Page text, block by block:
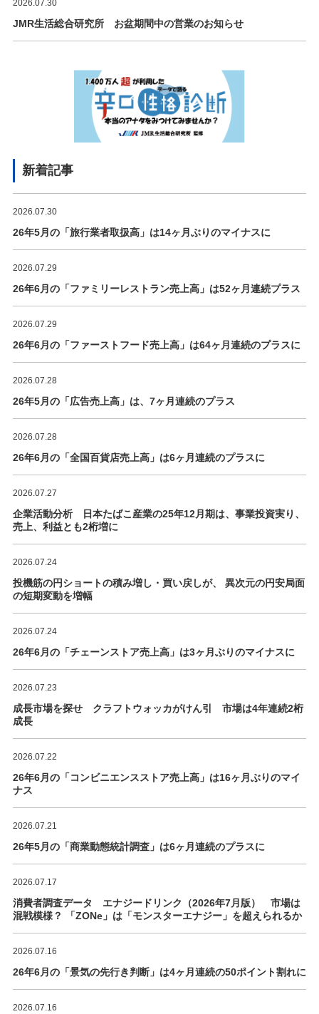
2026.07.30
JMR生活総合研究所 お盆期間中の営業のお知らせ
新着記事
2026.07.30
26年5月の「旅行業者取扱高」は14ヶ月ぶりのマイナスに
2026.07.29
26年6月の「ファミリーレストラン売上高」は52ヶ月連続プラス
2026.07.29
26年6月の「ファーストフード売上高」は64ヶ月連続のプラスに
2026.07.28
26年5月の「広告売上高」は、7ヶ月連続のプラス
2026.07.28
26年6月の「全国百貨店売上高」は6ヶ月連続のプラスに
2026.07.27
企業活動分析 日本たばこ産業の25年12月期は、事業投資実り、
売上、利益とも2桁増に
2026.07.24
投機筋の円ショートの積み増し・買い戻しが、 異次元の円安局面
の短期変動を増幅
2026.07.24
26年6月の「チェーンストア売上高」は3ヶ月ぶりのマイナスに
2026.07.23
成長市場を探せ クラフトウォッカがけん引 市場は4年連続2桁
成長
2026.07.22
26年6月の「コンビニエンスストア売上高」は16ヶ月ぶりのマイ
ナス
2026.07.21
26年5月の「商業動態統計調査」は6ヶ月連続のプラスに
2026.07.17
消費者調査データ エナジードリンク（2026年7月版） 市場は
混戦模様？ 「ZONe」は「モンスターエナジー」を超えられるか
2026.07.16
26年6月の「景気の先行き判断」は4ヶ月連続の50ポイント割れに
2026.07.16